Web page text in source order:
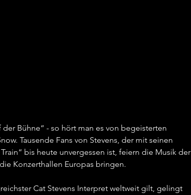
Bühne“ - so hört man es von begeisterten
Tausende Fans von Stevens, der mit seinen
bis heute unvergessen ist, feiern die Musik der
Konzerthallen Europas bringen.
Cat Stevens Interpret weltweit gilt, gelingt